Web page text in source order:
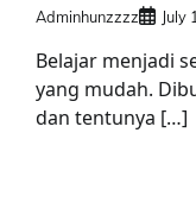
Adminhunzzzz July
Belajar menjadi
yang mudah.
dan tentunya […]